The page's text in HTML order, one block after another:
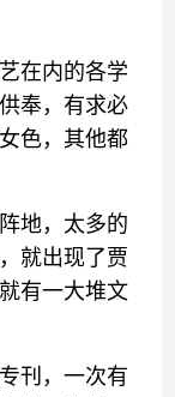
在内的各学
奉，有求必
色，其他都
地，太多的
就出现了贾
有一大堆文
刊，一次有